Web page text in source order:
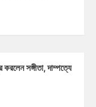
করলেন সঙ্গীতা, দাম্পত্যে